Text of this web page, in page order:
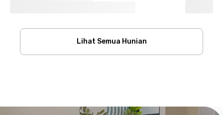
Lihat Semua Hunian